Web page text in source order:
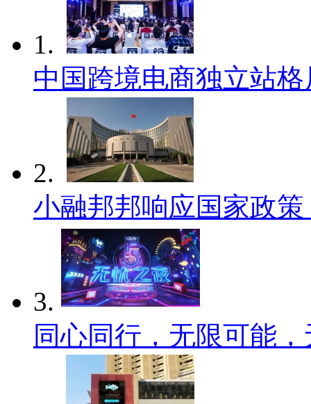
1.
中国跨境电商独立站格
2.
小融邦邦响应国家政策
3.
同心同行，无限可能，